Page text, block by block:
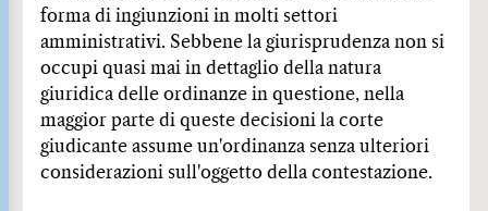
forma di ingiunzioni in molti settori
amministrativi. Sebbene la giurisprudenza non si
occupi quasi mai in dettaglio della natura
giuridica delle ordinanze in questione, nella
maggior parte di queste decisioni la corte
giudicante assume un'ordinanza senza ulteriori
considerazioni sull'oggetto della contestazione.